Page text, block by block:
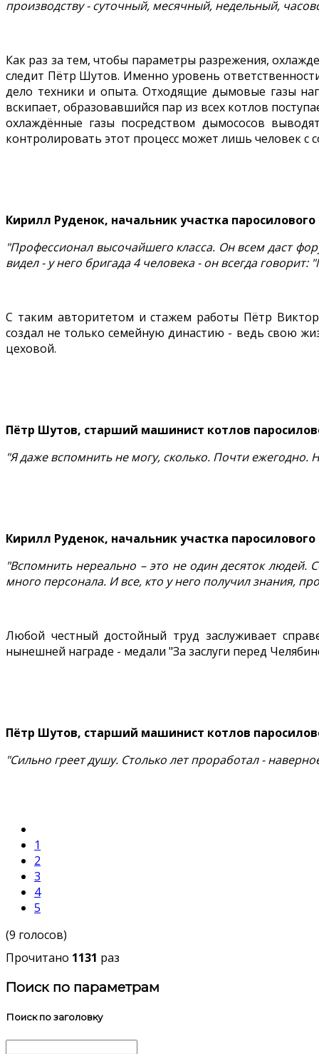
производству - суточный, месячный, недельный,
Как раз за тем, чтобы параметры разрежения,
следит Пётр Шутов. Именно уровень
дело техники и опыта. Отходящие дымовые газы
вскипает, образовавшийся пар из всех котлов
охлаждённые газы посредством дымососов
контролировать этот процесс может лишь человек с
Кирилл Руденок, начальник участка
"Профессионал высочайшего класса. Он всем даст
видел - у него бригада 4 человека - он всегда
С таким авторитетом и стажем работы Пётр
создал не только семейную династию - ведь свою
цеховой.
Пётр Шутов, старший машинист котлов
"Я даже вспомнить не могу, сколько. Почти ежегодно.
Кирилл Руденок, начальник участка
"Вспомнить нереально – это не один десяток
много персонала. И все, кто у него получил знания,
Любой честный достойный труд заслуживает
нынешней награде - медали "За заслуги перед
Пётр Шутов, старший машинист котлов
"Сильно греет душу. Столько лет проработал -
1
2
3
4
5
(9 голосов)
Прочитано 1131 раз
Поиск по параметрам
Поиск по заголовку